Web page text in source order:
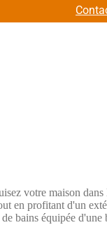
secteur dispose
est un partenaire
maison dans
en profitant d'un
bains équipée d'une